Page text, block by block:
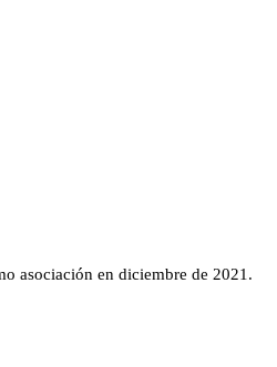
asociación en diciembre de 2021.